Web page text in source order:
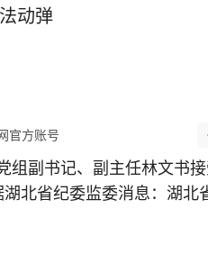
动弹
官方账号
组副书记、副主任林文书
省纪委监委消息：湖北
主任林文书涉嫌严重违纪